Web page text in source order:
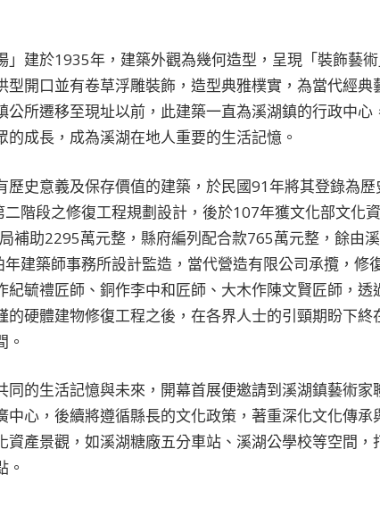
」建於1935年，建築外觀為幾何造型，呈現「裝飾藝
型開口並有卷草浮雕裝飾，造型典雅樸實，為當代經
公所遷移至現址以前，此建築一直為溪湖鎮的行政中心
的成長，成為溪湖在地人重要的生活記憶。
歷史意義及保存價值的建築，於民國91年將其登錄為
階段之修復工程規劃設計，後於107年獲文化部文化
補助2295萬元整，縣府編列配合款765萬元整，餘由
建築師事務所設計監造，當代營造有限公司承攬，修
紀毓禮匠師、銅作李中和匠師、大木作陳文賢匠師，
的硬體建物修復工程之後，在各界人士的引頸期盼下
。
同的生活記憶與未來，開幕首展便邀請到溪湖鎮藝術
中心，後續將遵循縣長的文化政策，著重深化文化傳
資產景觀，如溪湖糖廠五分車站、溪湖公學校等空間
。